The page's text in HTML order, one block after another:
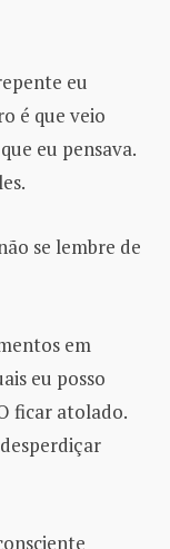
eu
é que veio
eu pensava.
se lembre de
em
eu posso
ficar atolado.